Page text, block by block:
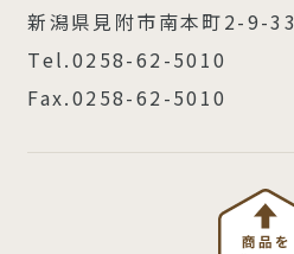
新潟県見附市南本町2-9-33
Tel.0258-62-5010
Fax.0258-62-5010